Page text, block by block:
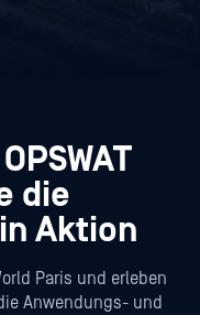
die
Aktion
Paris und erleben
Anwendungs- und